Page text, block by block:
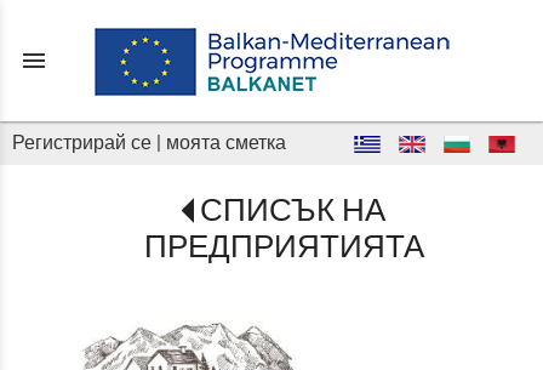
menu
Регистрирай се | моята сметка
СПИСЪК НА
ПРЕДПРИЯТИЯТА